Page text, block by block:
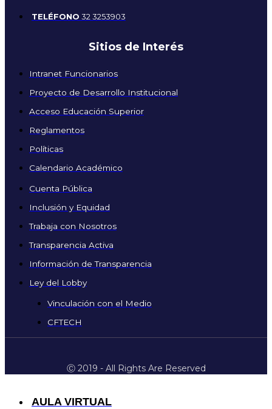
TELÉFONO 32 3253903
Sitios de Interés
Intranet Funcionarios
Proyecto de Desarrollo Institucional
Acceso Educación Superior
Reglamentos
Políticas
Calendario Académico
Cuenta Pública
Inclusión y Equidad
Trabaja con Nosotros
Transparencia Activa
Información de Transparencia
Ley del Lobby
Vinculación con el Medio
CFTECH
Ⓒ 2019 - All Rights Are Reserved
AULA VIRTUAL